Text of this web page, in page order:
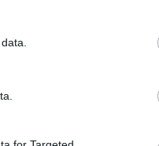
sommelier